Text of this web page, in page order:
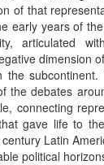
of that
early years of
articulated
dimension
the
the debates
connecting
gave life to
Latin
political